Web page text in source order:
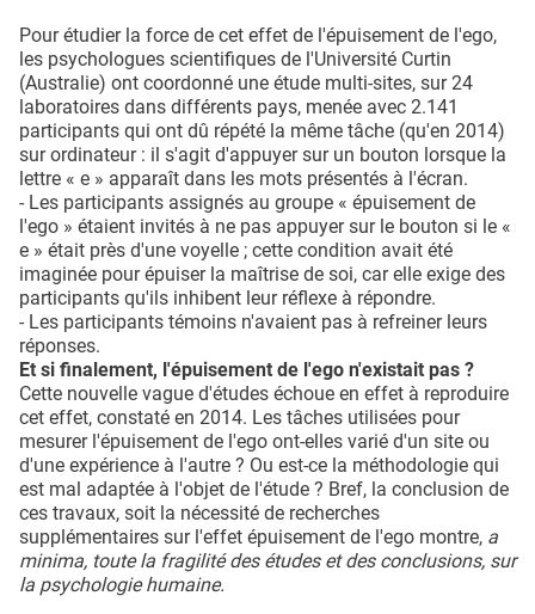
Pour étudier la force de cet effet de l'épuisement de l'ego,
les psychologues scientifiques de l'Université Curtin
(Australie) ont coordonné une étude multi-sites, sur 24
laboratoires dans différents pays, menée avec 2.141
participants qui ont dû répété la même tâche (qu'en 2014)
sur ordinateur : il s'agit d'appuyer sur un bouton lorsque la
lettre « e » apparaît dans les mots présentés à l'écran.
- Les participants assignés au groupe « épuisement de
l'ego » étaient invités à ne pas appuyer sur le bouton si le «
e » était près d'une voyelle ; cette condition avait été
imaginée pour épuiser la maîtrise de soi, car elle exige des
participants qu'ils inhibent leur réflexe à répondre.
- Les participants témoins n'avaient pas à refreiner leurs
réponses.
Et si finalement, l'épuisement de l'ego n'existait pas ?
Cette nouvelle vague d'études échoue en effet à reproduire
cet effet, constaté en 2014. Les tâches utilisées pour
mesurer l'épuisement de l'ego ont-elles varié d'un site ou
d'une expérience à l'autre ? Ou est-ce la méthodologie qui
est mal adaptée à l'objet de l'étude ? Bref, la conclusion de
ces travaux, soit la nécessité de recherches
supplémentaires sur l'effet épuisement de l'ego montre, a
minima, toute la fragilité des études et des conclusions, sur
la psychologie humaine.